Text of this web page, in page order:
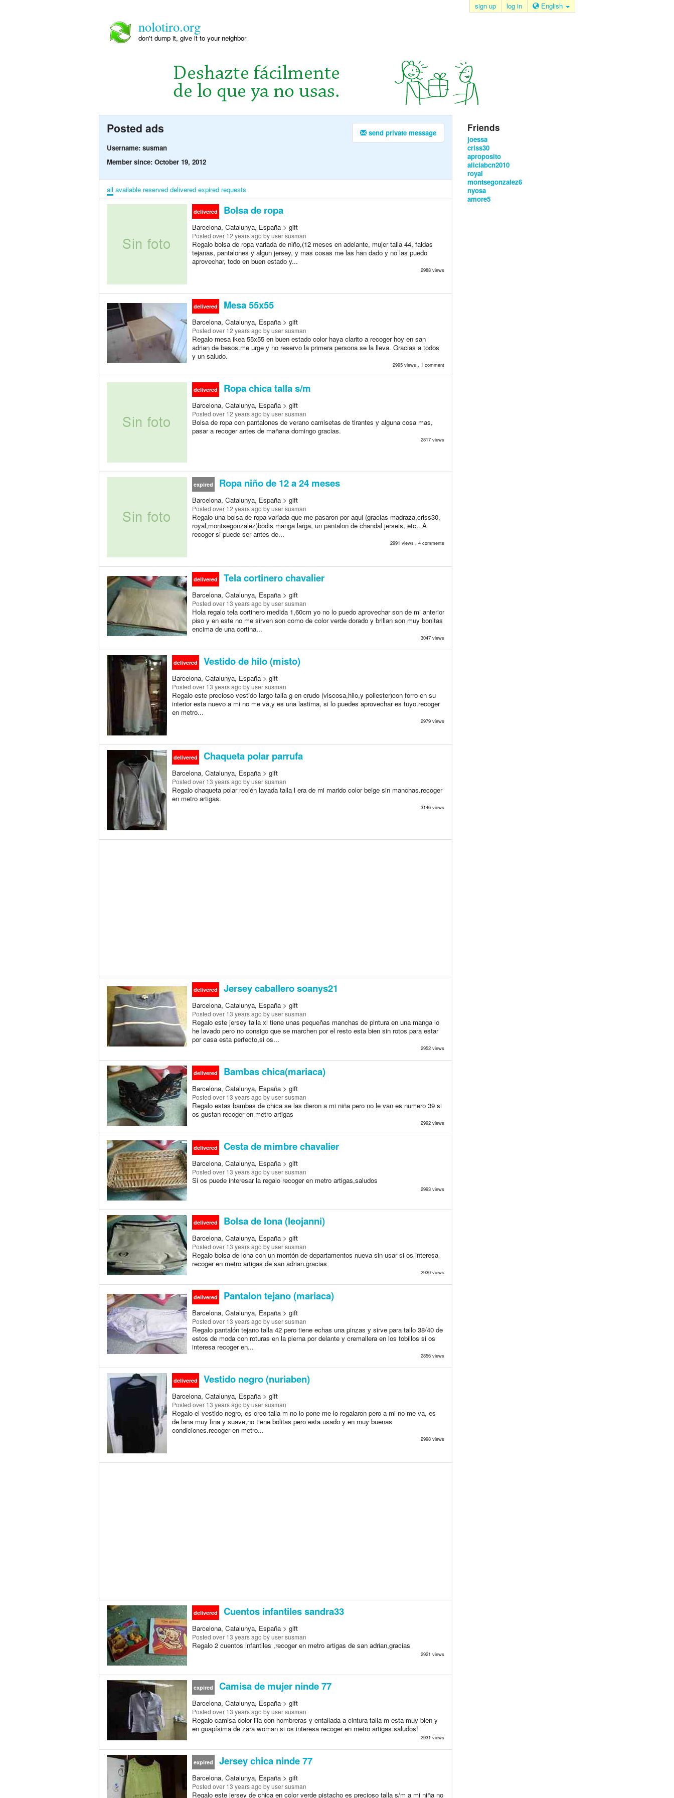
sign up log in English
nolotiro.org
don't dump it, give it to your neighbor
send private message
Posted ads
Username: susman
Member since: October 19, 2012
all available reserved delivered expired requests
delivered Bolsa de ropa
Barcelona, Catalunya, España > gift
Posted over 12 years ago by user susman
Regalo bolsa de ropa variada de niño,(12 meses en adelante, mujer talla 44, faldas
tejanas, pantalones y algun jersey, y mas cosas me las han dado y no las puedo
aprovechar, todo en buen estado y...
2988 views
delivered Mesa 55x55
Barcelona, Catalunya, España > gift
Posted over 12 years ago by user susman
Regalo mesa ikea 55x55 en buen estado color haya clarito a recoger hoy en san
adrian de besos.me urge y no reservo la primera persona se la lleva. Gracias a todos
y un saludo.
2995 views , 1 comment
delivered Ropa chica talla s/m
Barcelona, Catalunya, España > gift
Posted over 12 years ago by user susman
Bolsa de ropa con pantalones de verano camisetas de tirantes y alguna cosa mas,
pasar a recoger antes de mañana domingo gracias.
2817 views
expired Ropa niño de 12 a 24 meses
Barcelona, Catalunya, España > gift
Posted over 12 years ago by user susman
Regalo una bolsa de ropa variada que me pasaron por aqui (gracias madraza,criss30,
royal,montsegonzalez)bodis manga larga, un pantalon de chandal jerseis, etc.. A
recoger si puede ser antes de...
2991 views , 4 comments
delivered Tela cortinero chavalier
Barcelona, Catalunya, España > gift
Posted over 13 years ago by user susman
Hola regalo tela cortinero medida 1,60cm yo no lo puedo aprovechar son de mi anterior
piso y en este no me sirven son como de color verde dorado y brillan son muy bonitas
encima de una cortina...
3047 views
delivered Vestido de hilo (misto)
Barcelona, Catalunya, España > gift
Posted over 13 years ago by user susman
Regalo este precioso vestido largo talla g en crudo (viscosa,hilo,y poliester)con forro en su
interior esta nuevo a mi no me va,y es una lastima, si lo puedes aprovechar es tuyo.recoger
en metro...
2979 views
delivered Chaqueta polar parrufa
Barcelona, Catalunya, España > gift
Posted over 13 years ago by user susman
Regalo chaqueta polar recién lavada talla l era de mi marido color beige sin manchas.recoger
en metro artigas.
3146 views
delivered Jersey caballero soanys21
Barcelona, Catalunya, España > gift
Posted over 13 years ago by user susman
Regalo este jersey talla xl tiene unas pequeñas manchas de pintura en una manga lo
he lavado pero no consigo que se marchen por el resto esta bien sin rotos para estar
por casa esta perfecto,si os...
2952 views
delivered Bambas chica(mariaca)
Barcelona, Catalunya, España > gift
Posted over 13 years ago by user susman
Regalo estas bambas de chica se las dieron a mi niña pero no le van es numero 39 si
os gustan recoger en metro artigas
2992 views
delivered Cesta de mimbre chavalier
Barcelona, Catalunya, España > gift
Posted over 13 years ago by user susman
Si os puede interesar la regalo recoger en metro artigas,saludos
2993 views
delivered Bolsa de lona (leojanni)
Barcelona, Catalunya, España > gift
Posted over 13 years ago by user susman
Regalo bolsa de lona con un montón de departamentos nueva sin usar si os interesa
recoger en metro artigas de san adrian.gracias
2930 views
delivered Pantalon tejano (mariaca)
Barcelona, Catalunya, España > gift
Posted over 13 years ago by user susman
Regalo pantalón tejano talla 42 pero tiene echas una pinzas y sirve para tallo 38/40 de
estos de moda con roturas en la pierna por delante y cremallera en los tobillos si os
interesa recoger en...
2856 views
delivered Vestido negro (nuriaben)
Barcelona, Catalunya, España > gift
Posted over 13 years ago by user susman
Regalo el vestido negro, es creo talla m no lo pone me lo regalaron pero a mi no me va, es
de lana muy fina y suave,no tiene bolitas pero esta usado y en muy buenas
condiciones.recoger en metro...
2998 views
delivered Cuentos infantiles sandra33
Barcelona, Catalunya, España > gift
Posted over 13 years ago by user susman
Regalo 2 cuentos infantiles ,recoger en metro artigas de san adrian,gracias
2921 views
expired Camisa de mujer ninde 77
Barcelona, Catalunya, España > gift
Posted over 13 years ago by user susman
Regalo camisa color lila con hombreras y entallada a cintura talla m esta muy bien y
en guapísima de zara woman si os interesa recoger en metro artigas saludos!
2931 views
expired Jersey chica ninde 77
Barcelona, Catalunya, España > gift
Posted over 13 years ago by user susman
Regalo este jersey de chica en color verde pistacho es precioso talla s/m a mi niña no
Friends
joessa
criss30
aproposito
aliciabcn2010
royal
montsegonzalez6
nyosa
amore5